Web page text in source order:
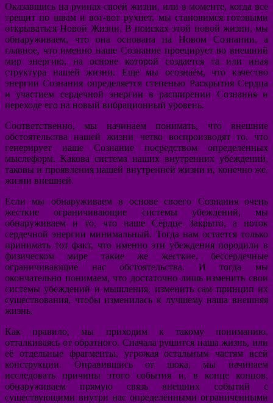
Оказавшись на руинах своей жизни, или в моменте, когда все
трещит по швам и вот-вот рухнет, мы становимся готовыми
открываться Новой Жизни. В поисках этой новой жизни, мы
обнаруживаем, что она основана на Новом Сознании, а
главное, что именно наше Сознание проецирует во внешний
мир энергию, на основе которой создается та или иная
структура нашей жизни. Еще мы осознаём, что качество
энергии Сознания определяется степенью Раскрытия Сердца
и участием сердечной энергии в расширении Сознания и
переходе его на новый вибрационный уровень.
Соответственно, мы начинаем понимать, что внешние
обстоятельства нашей жизни четко воспроизводят то, что
генерирует наше Сознание посредством определённых
мыслеформ. Какова система наших внутренних убеждений,
таковы и проявления нашей внутренней жизни и, конечно же,
жизни внешней.
Если мы обнаруживаем в основе своего Сознания очень
жесткие ограничивающие системы убеждений, мы
обнаруживаем и то, что наше Сердце Закрыто, а поток
сердечной энергии минимальный. Тогда нам остается только
принимать тот факт, что именно эти убеждения породили в
физическом мире такие же жесткие, бессердечные
ограничивающие нас обстоятельства. И тогда мы
окончательно понимаем, что достаточно лишь изменить свои
системы убеждений и мышления, изменить сам принцип их
существования, чтобы изменилась к лучшему наша внешняя
жизнь.
Как правило, мы приходим к такому пониманию,
отталкиваясь от обратного. Сначала рушится наша жизнь, или
её отдельные фрагменты, угрожая остальным частям всей
конструкции. Оправившись от шока, мы начинаем
исследовать причины этого события и, в конце концов,
обнаруживаем прямую связь внешних событий с
существующими внутри нас определёнными ограниченными